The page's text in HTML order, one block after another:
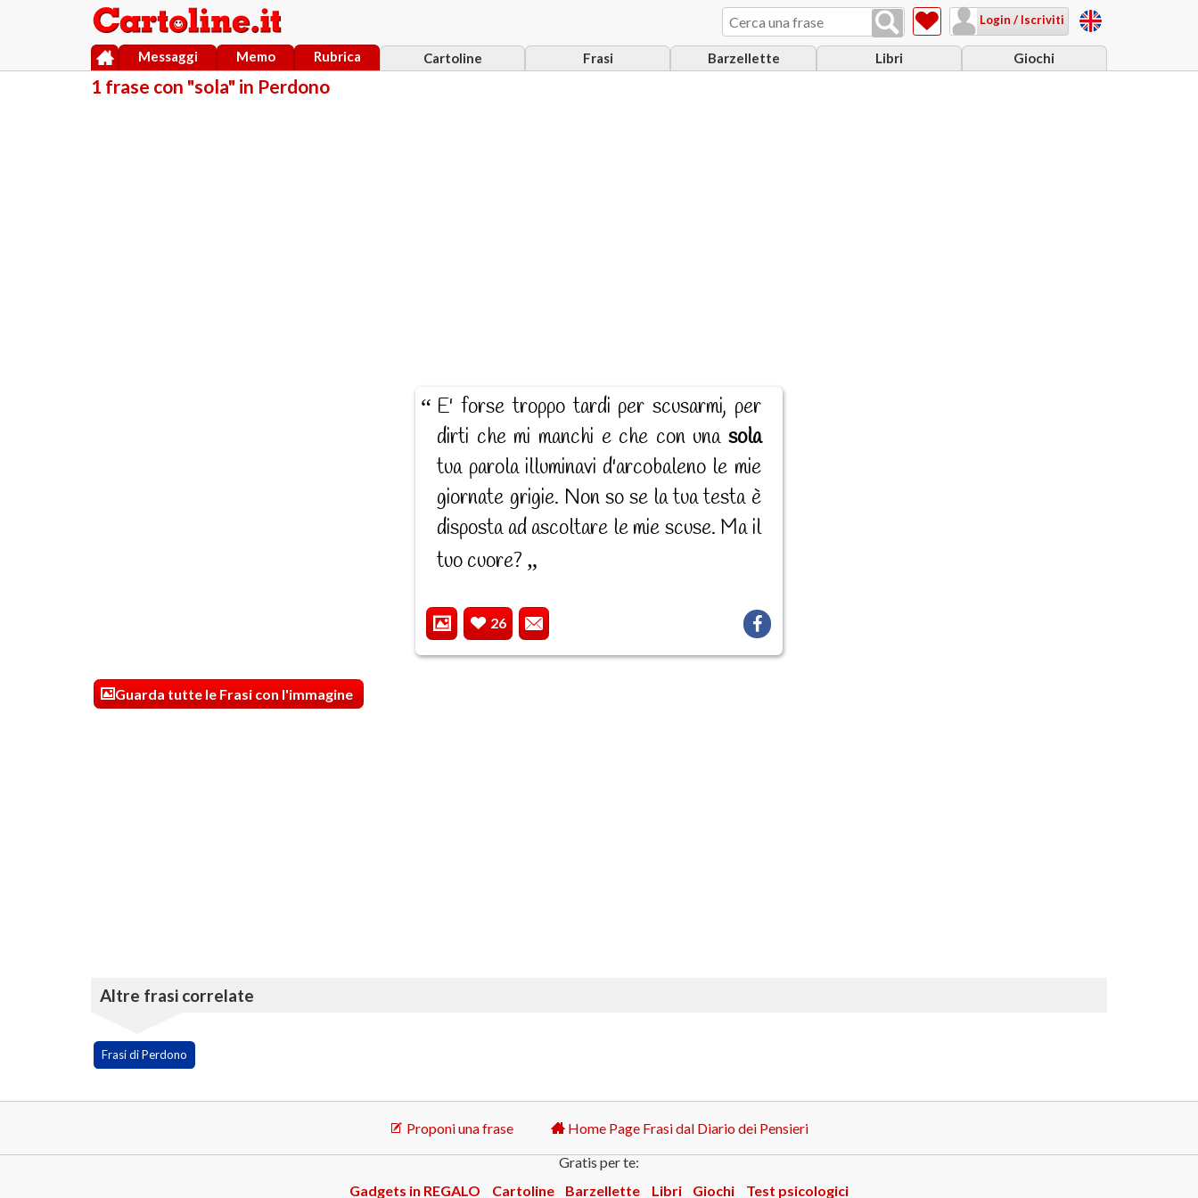
Login / Iscriviti
Cartoline Frasi Barzellette Libri Giochi
Messaggi Memo Rubrica
1 frase con "sola" in Perdono
E' forse troppo tardi per scusarmi, per
dirti che mi manchi e che con una sola
tua parola illuminavi d'arcobaleno le mie
giornate grigie. Non so se la tua testa è
disposta ad ascoltare le mie scuse. Ma il
tuo cuore?
26
Guarda tutte le Frasi con l'immagine
Altre frasi correlate
Frasi di Perdono
Proponi una frase
Home Page Frasi dal Diario dei Pensieri
Gratis per te:
Gadgets in REGALO
Cartoline Barzellette Libri Giochi Test psicologici